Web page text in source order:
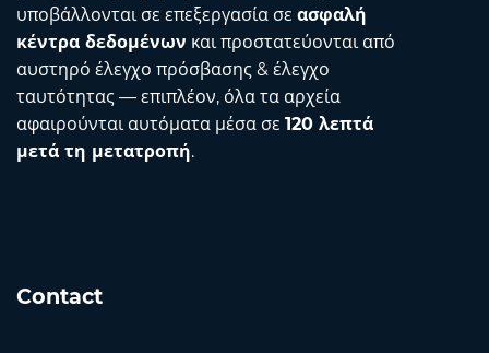
υποβάλλονται σε επεξεργασία σε ασφαλή
κέντρα δεδομένων και προστατεύονται από
αυστηρό έλεγχο πρόσβασης & έλεγχο
ταυτότητας — επιπλέον, όλα τα αρχεία
αφαιρούνται αυτόματα μέσα σε 120 λεπτά
μετά τη μετατροπή.
Contact